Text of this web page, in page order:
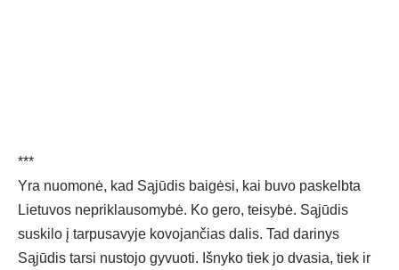
***
Yra nuomonė, kad Sąjūdis baigėsi, kai buvo paskelbta
Lietuvos nepriklausomybė. Ko gero, teisybė. Sąjūdis
suskilo į tarpusavyje kovojančias dalis. Tad darinys
Sąjūdis tarsi nustojo gyvuoti. Išnyko tiek jo dvasia, tiek ir